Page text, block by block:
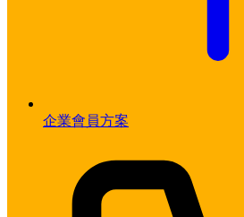
企業會員方案